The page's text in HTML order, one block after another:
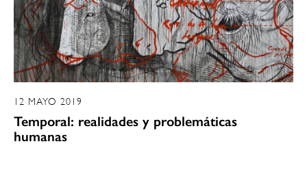
12 MAYO 2019
Temporal: realidades y problemáticas
humanas